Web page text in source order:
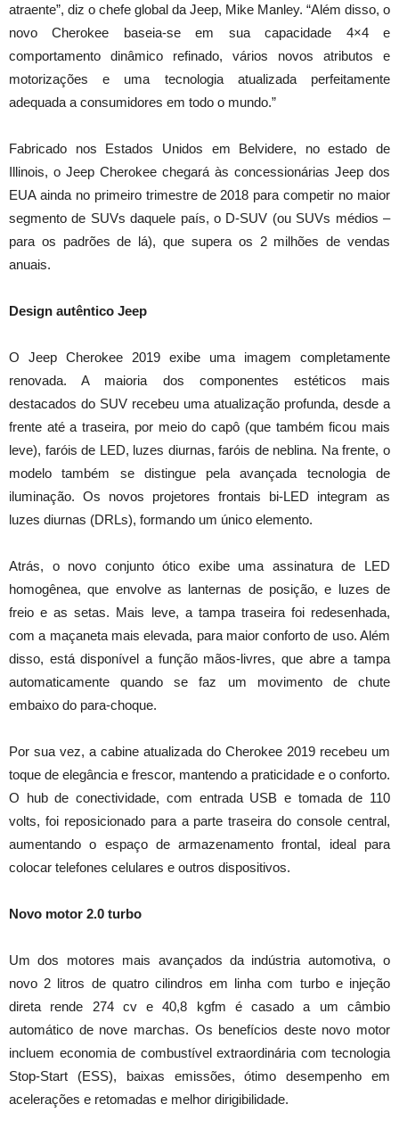
atraente”, diz o chefe global da Jeep, Mike Manley. “Além disso, o
novo Cherokee baseia-se em sua capacidade 4×4 e
comportamento dinâmico refinado, vários novos atributos e
motorizações e uma tecnologia atualizada perfeitamente
adequada a consumidores em todo o mundo.”
Fabricado nos Estados Unidos em Belvidere, no estado de
Illinois, o Jeep Cherokee chegará às concessionárias Jeep dos
EUA ainda no primeiro trimestre de 2018 para competir no maior
segmento de SUVs daquele país, o D-SUV (ou SUVs médios –
para os padrões de lá), que supera os 2 milhões de vendas
anuais.
Design autêntico Jeep
O Jeep Cherokee 2019 exibe uma imagem completamente
renovada. A maioria dos componentes estéticos mais
destacados do SUV recebeu uma atualização profunda, desde a
frente até a traseira, por meio do capô (que também ficou mais
leve), faróis de LED, luzes diurnas, faróis de neblina. Na frente, o
modelo também se distingue pela avançada tecnologia de
iluminação. Os novos projetores frontais bi-LED integram as
luzes diurnas (DRLs), formando um único elemento.
Atrás, o novo conjunto ótico exibe uma assinatura de LED
homogênea, que envolve as lanternas de posição, e luzes de
freio e as setas. Mais leve, a tampa traseira foi redesenhada,
com a maçaneta mais elevada, para maior conforto de uso. Além
disso, está disponível a função mãos-livres, que abre a tampa
automaticamente quando se faz um movimento de chute
embaixo do para-choque.
Por sua vez, a cabine atualizada do Cherokee 2019 recebeu um
toque de elegância e frescor, mantendo a praticidade e o conforto.
O hub de conectividade, com entrada USB e tomada de 110
volts, foi reposicionado para a parte traseira do console central,
aumentando o espaço de armazenamento frontal, ideal para
colocar telefones celulares e outros dispositivos.
Novo motor 2.0 turbo
Um dos motores mais avançados da indústria automotiva, o
novo 2 litros de quatro cilindros em linha com turbo e injeção
direta rende 274 cv e 40,8 kgfm é casado a um câmbio
automático de nove marchas. Os benefícios deste novo motor
incluem economia de combustível extraordinária com tecnologia
Stop-Start (ESS), baixas emissões, ótimo desempenho em
acelerações e retomadas e melhor dirigibilidade.